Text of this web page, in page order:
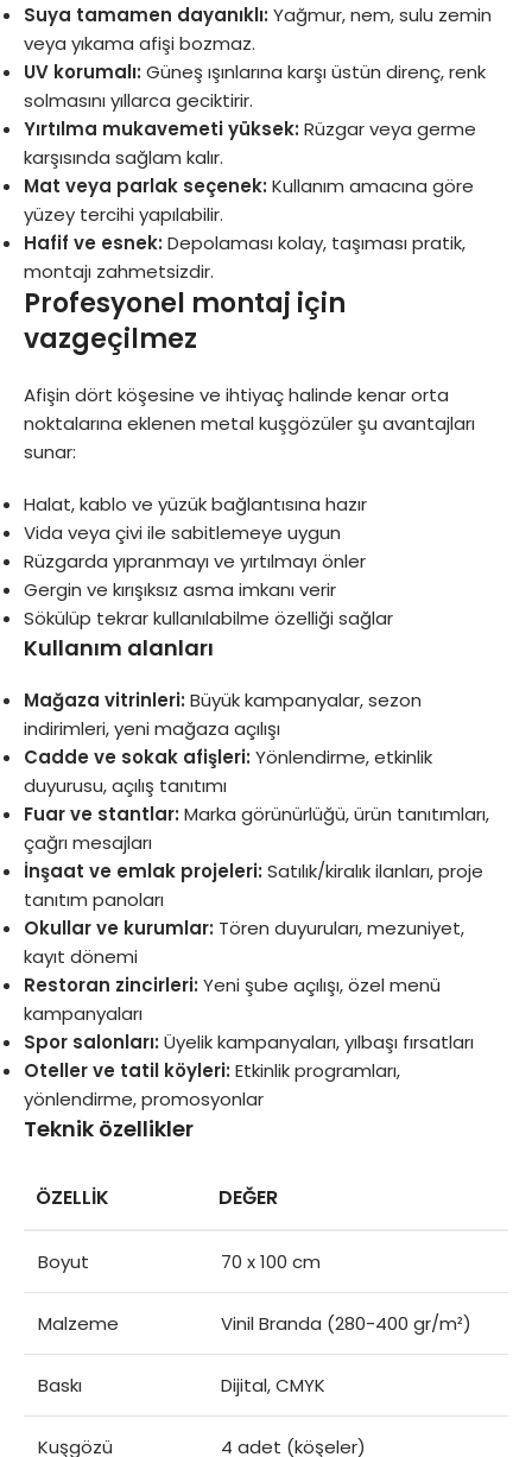
Suya tamamen dayanıklı: Yağmur, nem, sulu zemin
veya yıkama afişi bozmaz.
UV korumalı: Güneş ışınlarına karşı üstün direnç, renk
solmasını yıllarca geciktirir.
Yırtılma mukavemeti yüksek: Rüzgar veya germe
karşısında sağlam kalır.
Mat veya parlak seçenek: Kullanım amacına göre
yüzey tercihi yapılabilir.
Hafif ve esnek: Depolaması kolay, taşıması pratik,
montajı zahmetsizdir.
Profesyonel montaj için
vazgeçilmez
Afişin dört köşesine ve ihtiyaç halinde kenar orta
noktalarına eklenen metal kuşgözüler şu avantajları
sunar:
Halat, kablo ve yüzük bağlantısına hazır
Vida veya çivi ile sabitlemeye uygun
Rüzgarda yıpranmayı ve yırtılmayı önler
Gergin ve kırışıksız asma imkanı verir
Sökülüp tekrar kullanılabilme özelliği sağlar
Kullanım alanları
Mağaza vitrinleri: Büyük kampanyalar, sezon
indirimleri, yeni mağaza açılışı
Cadde ve sokak afişleri: Yönlendirme, etkinlik
duyurusu, açılış tanıtımı
Fuar ve stantlar: Marka görünürlüğü, ürün tanıtımları,
çağrı mesajları
İnşaat ve emlak projeleri: Satılık/kiralık ilanları, proje
tanıtım panoları
Okullar ve kurumlar: Tören duyuruları, mezuniyet,
kayıt dönemi
Restoran zincirleri: Yeni şube açılışı, özel menü
kampanyaları
Spor salonları: Üyelik kampanyaları, yılbaşı fırsatları
Oteller ve tatil köyleri: Etkinlik programları,
yönlendirme, promosyonlar
Teknik özellikler
ÖZELLIK DEĞER
Boyut 70 x 100 cm
Malzeme Vinil Branda (280-400 gr/m²)
Baskı Dijital, CMYK
Kuşgözü 4 adet (köşeler)